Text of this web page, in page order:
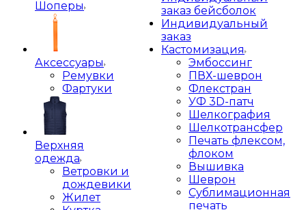
Шоперы
Аксессуары
Ремувки
Фартуки
Верхняя
одежда
Ветровки и
дождевики
Жилет
заказ бейсболок
Индивидуальный
заказ
Кастомизация
Эмбоссинг
ПВХ-шеврон
Флекстран
УФ 3D-патч
Шелкография
Шелкотрансфер
Печать флексом,
флоком
Вышивка
Шеврон
Сублимационная
печать